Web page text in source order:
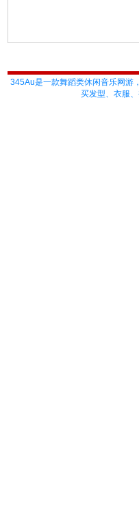
345Au是一款舞蹈类休闲音乐网游
买发型、衣服